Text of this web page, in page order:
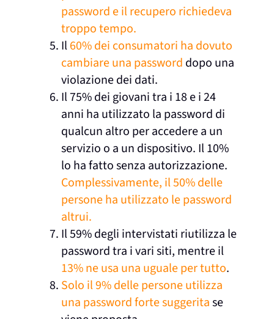
password e il recupero richiedeva
troppo tempo.
Il60% dei consumatori ha dovuto
cambiare una password dopo una
violazione dei dati.
Il 75% dei giovani tra i 18 e i 24
anni ha utilizzato la password di
qualcun altro per accedere a un
servizio o a un dispositivo. Il 10%
lo ha fatto senza autorizzazione.
Complessivamente, il 50% delle
persone ha utilizzato le password
altrui.
Il 59% degli intervistati riutilizza le
password tra i vari siti, mentre il
13% ne usa una uguale per tutto.
Solo il 9% delle persone utilizza
una password forte suggeritase